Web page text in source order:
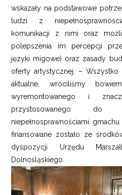
wskazały na podstawowe
ludzi z
komunikacji z nimi oraz
polepszenia im percepcji
języki migowe) oraz zasady
oferty artystycznej. –
aktualne, wróciliśmy
wyremontowanego i
przystosowanego
niepełnosprawnościami
finansowane zostało ze
dyspozycji Urzędu
Dolnośląskiego.